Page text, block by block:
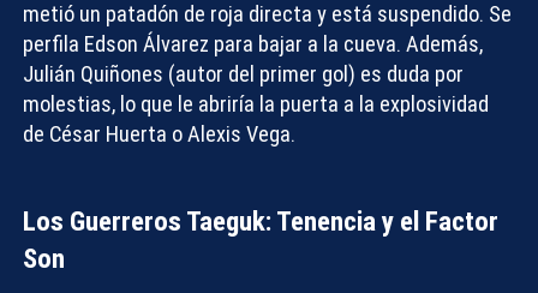
metió un patadón de roja directa y está suspendido. Se
perfila Edson Álvarez para bajar a la cueva. Además,
Julián Quiñones (autor del primer gol) es duda por
molestias, lo que le abriría la puerta a la explosividad
de César Huerta o Alexis Vega.
Los Guerreros Taeguk: Tenencia y el Factor
Son